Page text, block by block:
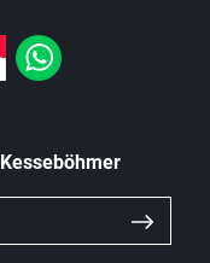
Kesseböhmer